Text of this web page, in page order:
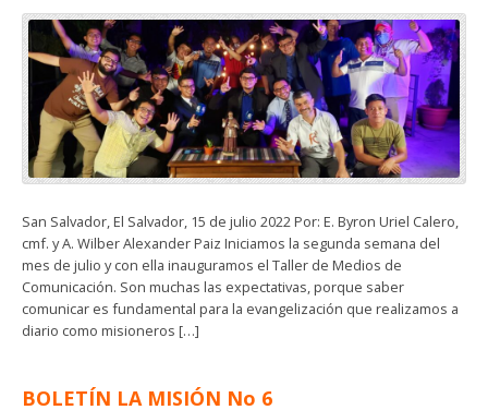
San Salvador, El Salvador, 15 de julio 2022 Por: E. Byron Uriel Calero,
cmf. y A. Wilber Alexander Paiz Iniciamos la segunda semana del
mes de julio y con ella inauguramos el Taller de Medios de
Comunicación. Son muchas las expectativas, porque saber
comunicar es fundamental para la evangelización que realizamos a
diario como misioneros […]
BOLETÍN LA MISIÓN No 6